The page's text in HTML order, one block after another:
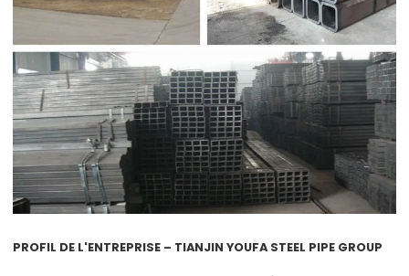
PROFIL DE L'ENTREPRISE – TIANJIN YOUFA STEEL PIPE GROUP